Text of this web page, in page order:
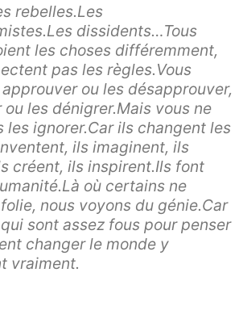
rebelles.Les
dissidents…Tous
les choses différemment,
pas les règles.Vous
ou les désapprouver,
les dénigrer.Mais vous ne
les ignorer.Car ils changent les
ils imaginent, ils
créent, ils inspirent.Ils font
où certains ne
nous voyons du génie.Car
sont assez fous pour penser
changer le monde y
vraiment.